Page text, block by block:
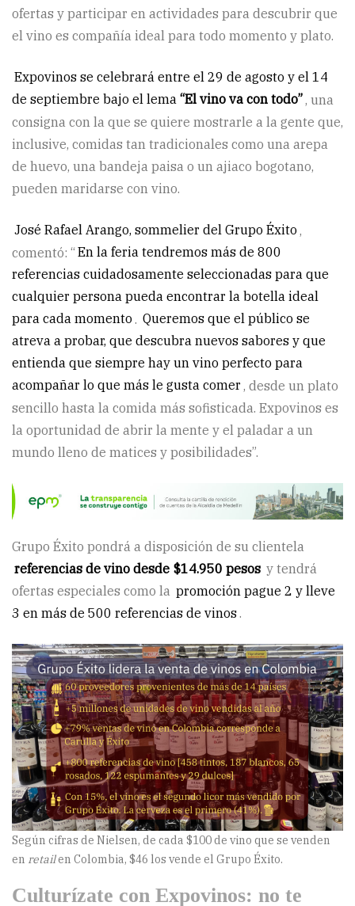
ofertas y participar en actividades para descubrir que
el vino es compañía ideal para todo momento y plato.
Expovinos se celebrará entre el 29 de agosto y el 14
de septiembre bajo el lema “El vino va con todo”, una
consigna con la que se quiere mostrarle a la gente que,
inclusive, comidas tan tradicionales como una arepa
de huevo, una bandeja paisa o un ajiaco bogotano,
pueden maridarse con vino.
José Rafael Arango, sommelier del Grupo Éxito,
comentó: “En la feria tendremos más de 800
referencias cuidadosamente seleccionadas para que
cualquier persona pueda encontrar la botella ideal
para cada momento. Queremos que el público se
atreva a probar, que descubra nuevos sabores y que
entienda que siempre hay un vino perfecto para
acompañar lo que más le gusta comer , desde un plato
sencillo hasta la comida más sofisticada. Expovinos es
la oportunidad de abrir la mente y el paladar a un
mundo lleno de matices y posibilidades”.
Grupo Éxito pondrá a disposición de su clientela
referencias de vino desde $14.950 pesos y tendrá
ofertas especiales como la promoción pague 2 y lleve
3 en más de 500 referencias de vinos.
Según cifras de Nielsen, de cada $100 de vino que se venden
en retailen Colombia, $46 los vende el Grupo Éxito.
Culturízate con Expovinos: no te